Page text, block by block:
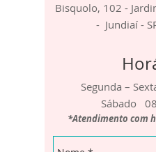
Bisquolo, 102 -
- Jundiaí -
Segunda –
Sábado
*Atendimento com